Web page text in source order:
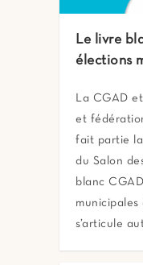
Le livre
élections
La CGAD
et
fait partie
du Salon
blanc
municipales
s’articule